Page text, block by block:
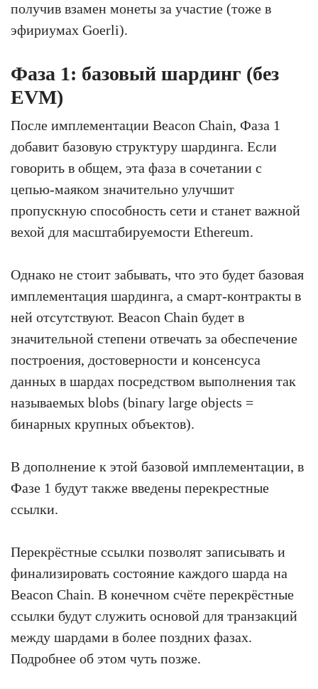
получив взамен монеты за участие (тоже в
эфириумах Goerli).
Фаза 1: базовый шардинг (без
EVM)
После имплементации Beacon Chain, Фаза 1
добавит базовую структуру шардинга. Если
говорить в общем, эта фаза в сочетании с
цепью-маяком значительно улучшит
пропускную способность сети и станет важной
вехой для масштабируемости Ethereum.
Однако не стоит забывать, что это будет базовая
имплементация шардинга, а смарт-контракты в
ней отсутствуют. Beacon Chain будет в
значительной степени отвечать за обеспечение
построения, достоверности и консенсуса
данных в шардах посредством выполнения так
называемых blobs (binary large objects =
бинарных крупных объектов).
В дополнение к этой базовой имплементации, в
Фазе 1 будут также введены перекрестные
ссылки.
Перекрёстные ссылки позволят записывать и
финализировать состояние каждого шарда на
Beacon Chain. В конечном счёте перекрёстные
ссылки будут служить основой для транзакций
между шардами в более поздних фазах.
Подробнее об этом чуть позже.